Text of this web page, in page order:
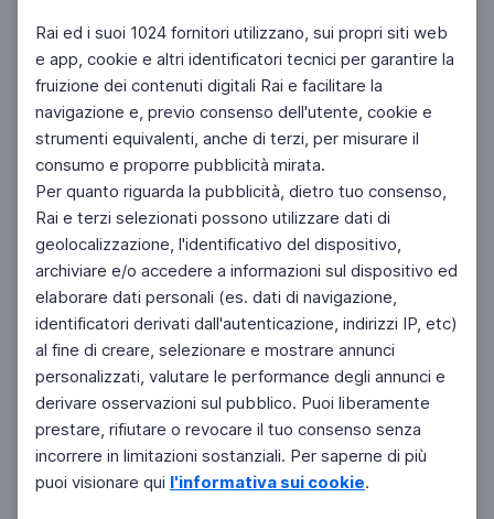
Rai ed i suoi 1024 fornitori utilizzano, sui propri siti web
e app, cookie e altri identificatori tecnici per garantire la
fruizione dei contenuti digitali Rai e facilitare la
navigazione e, previo consenso dell'utente, cookie e
strumenti equivalenti, anche di terzi, per misurare il
consumo e proporre pubblicità mirata.
Per quanto riguarda la pubblicità, dietro tuo consenso,
Rai e terzi selezionati possono utilizzare dati di
geolocalizzazione, l'identificativo del dispositivo,
archiviare e/o accedere a informazioni sul dispositivo ed
elaborare dati personali (es. dati di navigazione,
identificatori derivati dall'autenticazione, indirizzi IP, etc)
al fine di creare, selezionare e mostrare annunci
personalizzati, valutare le performance degli annunci e
derivare osservazioni sul pubblico. Puoi liberamente
prestare, rifiutare o revocare il tuo consenso senza
incorrere in limitazioni sostanziali. Per saperne di più
puoi visionare qui l'informativa sui cookie.
Facebook Instagram Twitter